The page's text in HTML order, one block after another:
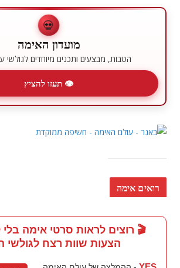
💀
מועדון האימה
הטבות, מבצעים ותכנים מיוחדים לגולשי
👁 תעזו להציץ
רואים אימה
🎬 רוצים לראות סרטי אימה
הצעות שוות רצח לגולשי